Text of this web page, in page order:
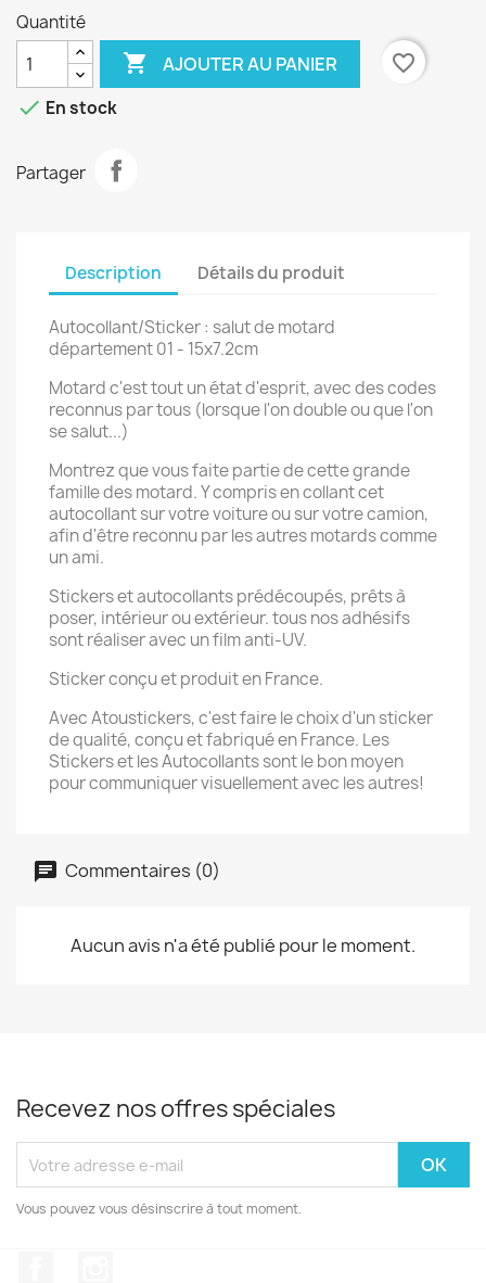
Quantité
 AJOUTER AU PANIER
favorite_border
 En stock
Partager
Description Détails du produit
Autocollant/Sticker : salut de motard
département 01 - 15x7.2cm
Motard c'est tout un état d'esprit, avec des codes
reconnus par tous (lorsque l'on double ou que l'on
se salut...)
Montrez que vous faite partie de cette grande
famille des motard. Y compris en collant cet
autocollant sur votre voiture ou sur votre camion,
afin d'être reconnu par les autres motards comme
un ami.
Stickers et autocollants prédécoupés, prêts à
poser, intérieur ou extérieur. tous nos adhésifs
sont réaliser avec un film anti-UV.
Sticker conçu et produit en France.
Avec Atoustickers, c'est faire le choix d'un sticker
de qualité, conçu et fabriqué en France. Les
Stickers et les Autocollants sont le bon moyen
pour communiquer visuellement avec les autres!
Commentaires (0)
Aucun avis n'a été publié pour le moment.
Recevez nos offres spéciales
Vous pouvez vous désinscrire à tout moment.